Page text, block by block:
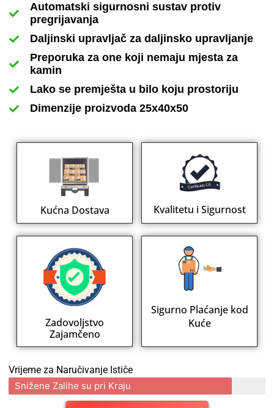
Automatski sigurnosni sustav protiv
pregrijavanja
Daljinski upravljač za daljinsko upravljanje
Preporuka za one koji nemaju mjesta za
kamin
Lako se premješta u bilo koju prostoriju
Dimenzije proizvoda 25x40x50
Kućna Dostava Kvalitetu i Sigurnost
Zadovoljstvo
Zajamčeno
Sigurno Plaćanje kod
Kuće
Vrijeme za Naručivanje Ističe
Snižene Zalihe su pri Kraju